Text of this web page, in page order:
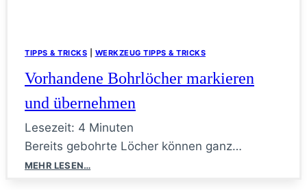
TIPPS & TRICKS WERKZEUG TIPPS & TRICKS
Vorhandene Bohrlöcher markieren
und übernehmen
Lesezeit: 4 Minuten
Bereits gebohrte Löcher können ganz…
MEHR LESEN…